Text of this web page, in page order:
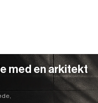
med en arkitekt